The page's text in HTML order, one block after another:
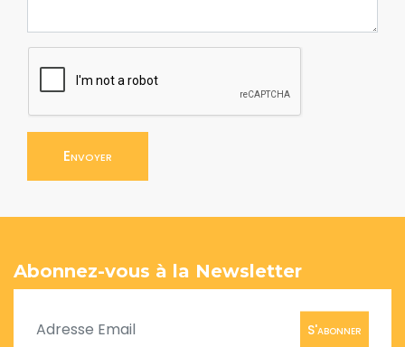
Envoyer
Abonnez-vous à la Newsletter
S'abonner